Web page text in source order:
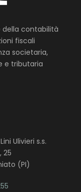
della contabilità
fiscali
societaria,
e tributaria
Ulivieri s.s.
25
(PI)